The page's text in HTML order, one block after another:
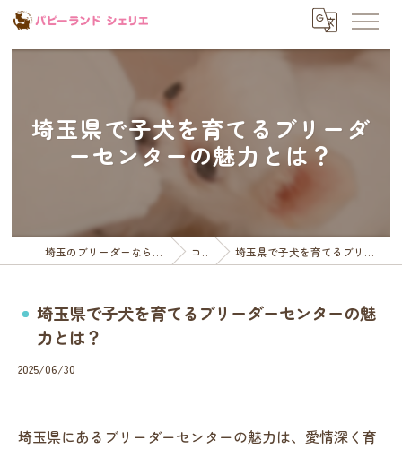
埼玉県で子犬を育てるブリーダ
ーセンターの魅力とは？
埼玉のブリーダーならパピーランドシェリエ コラム 埼玉県で子犬を育てるブリーダーセンターの魅力とは？
埼玉県で子犬を育てるブリーダーセンターの魅
力とは？
2025/06/30
埼玉県にあるブリーダーセンターの魅力は、愛情深く育